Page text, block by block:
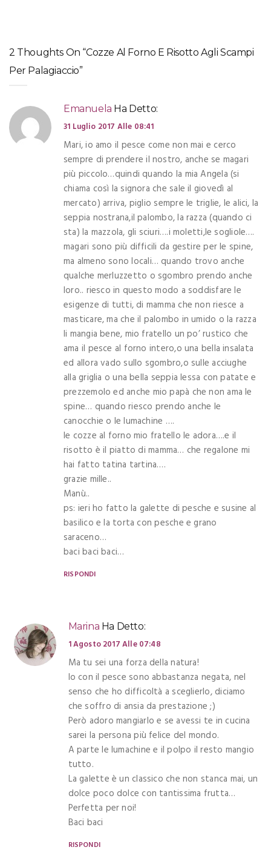
2 Thoughts On “Cozze Al Forno E Risotto Agli Scampi
Per Palagiaccio”
Emanuela Ha Detto:
31 Luglio 2017 Alle 08:41
Mari, io amo il pesce come non mai e cerco
sempre di prendere il nostro, anche se magari
più piccolo…quindi quando la mia Angela (si
chiama così la signora che sale il giovedì al
mercato) arriva, piglio sempre le triglie, le alici, la
seppia nostrana,il palombo, la razza (quando ci
sta) la mazzola, gli sciuri….i moletti,le sogliole….
magari sono più difficili da gestire per le spine,
ma almeno sono locali… quando trovo anche
qualche merluzzetto o sgombro prendo anche
loro.. riesco in questo modo a soddisfare le
esigenze di tutti, di mamma che non riesce a
masticare, ma che il palombo in umido o la razza
li mangia bene, mio fratello un po’ rustico che
ama il pesce al forno intero,o una bella insalata
ed allora vado sullo sgombro,o sulle acciughe
alla griglia o una bella seppia lessa con patate e
prezzemolo ed anche mio papà che non ama le
spine… quando riesco prendo anche le
canocchie o le lumachine ….
le cozze al forno mio fratello le adora….e il
risotto è il piatto di mamma… che regalone mi
hai fatto tatina tartina….
grazie mille..
Manù..
ps: ieri ho fatto la galette di pesche e susine al
basilico e la torta con pesche e grano
saraceno…
baci baci baci…
RISPONDI
Marina Ha Detto:
1 Agosto 2017 Alle 07:48
Ma tu sei una forza della natura!
Io con il pesce sono abbastanza negata, nel
senso che ho difficoltà a sceglierlo, diciamo
che soffro di ansia da prestazione ;)
Però adoro mangiarlo e se avessi te in cucina
sarei la persona più felice del mondo.
A parte le lumachine e il polpo il resto mangio
tutto.
La galette è un classico che non stanca mai, un
dolce poco dolce con tantissima frutta…
Perfetta per noi!
Baci baci
RISPONDI